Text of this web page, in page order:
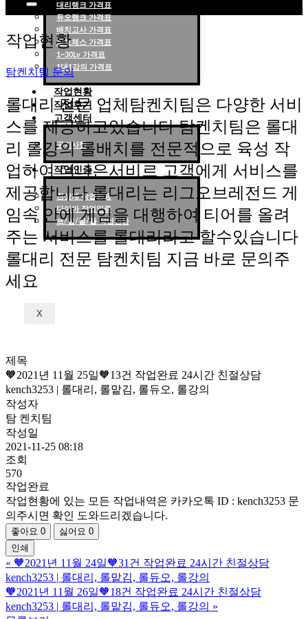
대리랭크 가격표
듀오랭크 가격표
배치고사 가격표
롤토체스 가격표
1~30Lv 가격표
1대1강의 가격표
작업현황
작업후기
고객센터
공지사항
작업인증
천상계 작업인증
다이아 작업인증
브/실/골/플 작업인증
X
작업현황
탐켄치팀 문의
롤대리 전문 업체탐켄치팀은 다양한 서비
스를 제공하고있습니다 탐켄치팀은 롤대
리 롤강의 롤배치를 전문적으로 육성 작
업하여 더나은서비르 고객에게 서비스를
제공합니다 롤대리는 리그오브레전드 게
임속 안에 게임을 대행하여 티어를 올려
주는 서비스를 롤대리라고 할수있습니다
롤대리 전문 탐켄치팀 지금 바로 문의주
세요
제목
🧡2021년 11월 25일🧡13건 작업완료 24시간 친절상담
kench3253 | 롤대리, 롤맡김, 롤듀오, 롤강의
작성자
탐 켄치팀
작성일
2021-11-25 08:18
조회
570
작업완료
작업현황에 있는 모든 작업내역은 카카오톡 ID : kench3253 문
의주시면 확인 도와드리겠습니다.
좋아요 0 싫어요 0
인쇄
« 🧡2021년 11월 24일🧡31건 작업완료 24시간 친절상담
kench3253 | 롤대리, 롤맡김, 롤듀오, 롤강의
🧡2021년 11월 26일🧡18건 작업완료 24시간 친절상담
kench3253 | 롤대리, 롤맡김, 롤듀오, 롤강의 »